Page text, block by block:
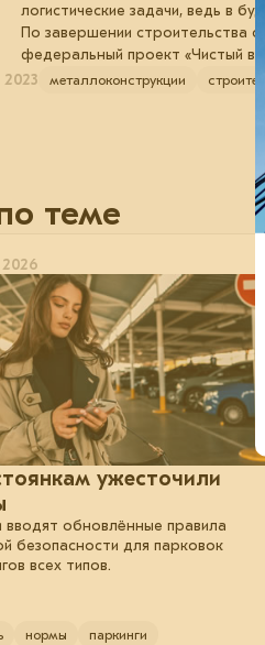
логистические задачи, ведь в
По завершении строительства
федеральный проект «Чистый
металлоконструкции
теме
ужесточили
вводят обновлённые правила
безопасности для парковок
всех типов.
нормы паркинги